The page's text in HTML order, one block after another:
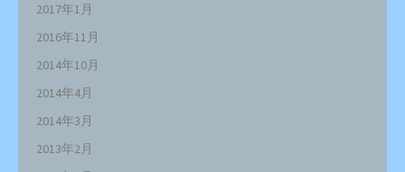
2017年1月
2016年11月
2014年10月
2014年4月
2014年3月
2013年2月